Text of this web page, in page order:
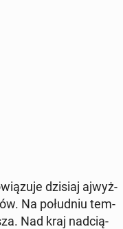
dzisiaj aj­wyż­
Na po­łu­dniu tem­
Nad kraj nad­cią­